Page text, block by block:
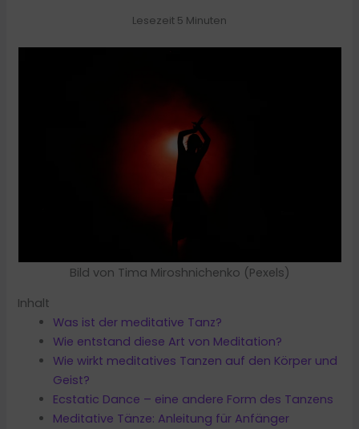
Lesezeit 5 Minuten
Bild von Tima Miroshnichenko (Pexels)
Inhalt
Was ist der meditative Tanz?
Wie entstand diese Art von Meditation?
Wie wirkt meditatives Tanzen auf den Körper und
Geist?
Ecstatic Dance – eine andere Form des Tanzens
Meditative Tänze: Anleitung für Anfänger